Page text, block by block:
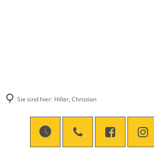
Sie sind hier: Hiller, Christian